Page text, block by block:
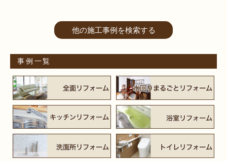
他の施工事例を検索する
事例一覧